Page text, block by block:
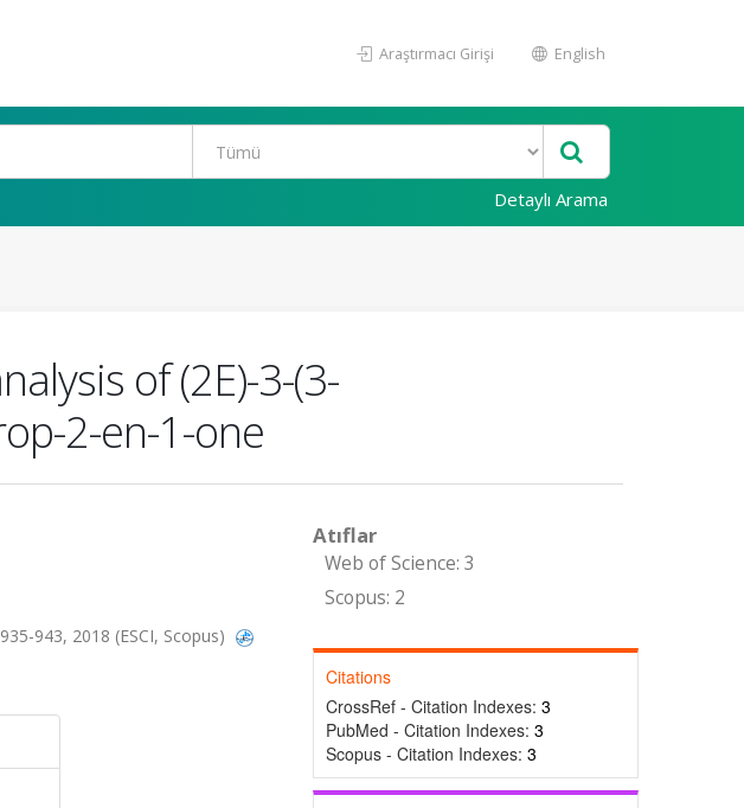
Araştırmacı Girişi English
Detaylı Arama
of (2E)-3-(3-
2-en-1-one
943, 2018 (ESCI, Scopus)
Atıflar
Web of Science: 3
Scopus: 2
Citations
CrossRef - Citation Indexes: 3
PubMed - Citation Indexes: 3
Scopus - Citation Indexes: 3